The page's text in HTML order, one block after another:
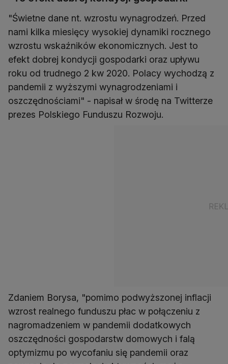
"Świetne dane nt. wzrostu wynagrodzeń. Przed
nami kilka miesięcy wysokiej dynamiki rocznego
wzrostu wskaźników ekonomicznych. Jest to
efekt dobrej kondycji gospodarki oraz upływu
roku od trudnego 2 kw 2020. Polacy wychodzą z
pandemii z wyższymi wynagrodzeniami i
oszczędnościami" - napisał w środę na Twitterze
prezes Polskiego Funduszu Rozwoju.
Zdaniem Borysa, "pomimo podwyższonej inflacji
wzrost realnego funduszu płac w połączeniu z
nagromadzeniem w pandemii dodatkowych
oszczędności gospodarstw domowych i falą
optymizmu po wycofaniu się pandemii oraz